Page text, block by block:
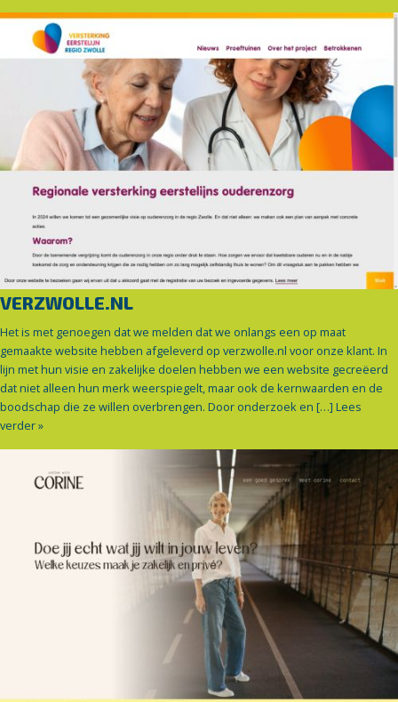
VERZWOLLE.NL
Het is met genoegen dat we melden dat we onlangs een op maat
gemaakte website hebben afgeleverd op verzwolle.nl voor onze klant. In
lijn met hun visie en zakelijke doelen hebben we een website gecreëerd
dat niet alleen hun merk weerspiegelt, maar ook de kernwaarden en de
boodschap die ze willen overbrengen. Door onderzoek en […] Lees
verder »